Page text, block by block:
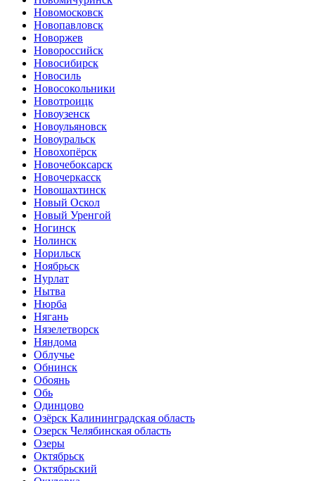
Новомосковск
Новопавловск
Новоржев
Новороссийск
Новосибирск
Новосиль
Новосокольники
Новотроицк
Новоузенск
Новоульяновск
Новоуральск
Новохопёрск
Новочебоксарск
Новочеркасск
Новошахтинск
Новый Оскол
Новый Уренгой
Ногинск
Нолинск
Норильск
Ноябрьск
Нурлат
Нытва
Нюрба
Нягань
Нязелетворск
Няндома
Облучье
Обнинск
Обоянь
Обь
Одинцово
Озёрск Калининградская область
Озерск Челябинская область
Озеры
Октябрьск
Октябрьский